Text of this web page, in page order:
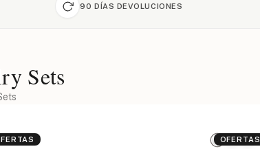
90 DÍAS DEVOLUCIONES
Sets
OFERTAS